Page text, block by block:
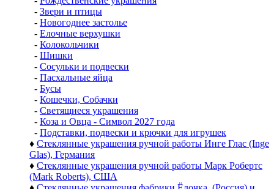
- Звери и птицы
- Новогоднее застолье
- Елочные верхушки
- Колокольчики
- Шишки
- Сосульки и подвески
- Пасхальные яйца
- Бусы
- Кошечки, Собачки
- Светящиеся украшения
- Коза и Овца - Символ 2027 года
- Подставки, подвески и крючки для игрушек
♦ Стеклянные украшения ручной работы Инге Глас (Inge
Glas), Германия
♦ Стеклянные украшения ручной работы Марк Робертс
(Mark Roberts), США